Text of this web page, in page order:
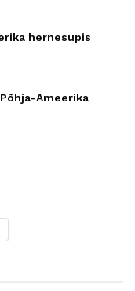
hernesupis
Ameerika